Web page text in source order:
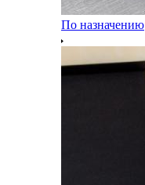
По назначению